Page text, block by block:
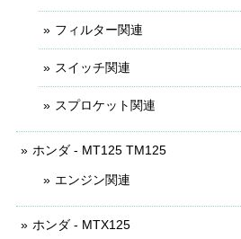
フィルター関連
スイッチ関連
スプロケット関連
ホンダ - MT125 TM125
エンジン関連
ホンダ - MTX125